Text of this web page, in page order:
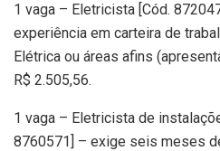
1 vaga – Eletricista [Cód.
experiência em carteira de
Elétrica ou áreas afins
R$ 2.505,56.
1 vaga – Eletricista de
8760571] – exige seis meses